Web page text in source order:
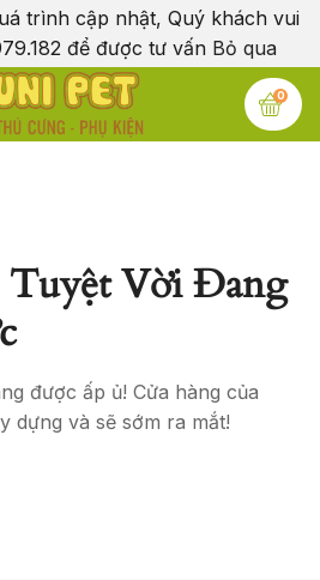
trình cập nhật, Quý khách vui
để được tư vấn Bỏ qua
0
Vời Đang
được ấp ủ! Cửa hàng của
dựng và sẽ sớm ra mắt!